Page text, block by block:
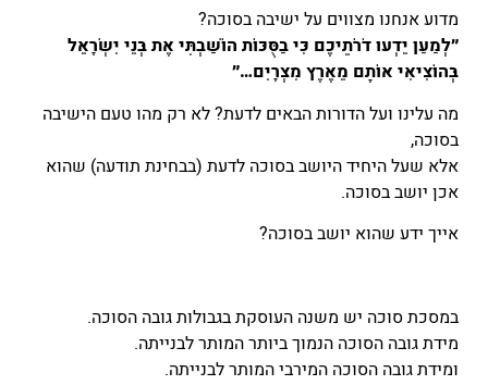
מדוע אנחנו מצווים על ישיבה בסוכה?
״לְמַעַן יֵדְעוּ דֹרֹתֵיכֶם כִּי בַסֻּכּוֹת הוֹשַׁבְתִּי אֶת בְּנֵי יִשְׂרָאֵל
בְּהוֹצִיאִי אוֹתָם מֵאֶרֶץ מִצְרָיִם…״
מה עלינו ועל הדורות הבאים לדעת? לא רק מהו טעם הישיבה
בסוכה,
אלא שעל היחיד היושב בסוכה לדעת (בבחינת תודעה) שהוא
אכן יושב בסוכה.
אייך ידע שהוא יושב בסוכה?
במסכת סוכה יש משנה העוסקת בגבולות גובה הסוכה.
מידת גובה הסוכה הנמוך ביותר המותר לבנייתה.
ומידת גובה הסוכה המירבי המותר לבנייתה.